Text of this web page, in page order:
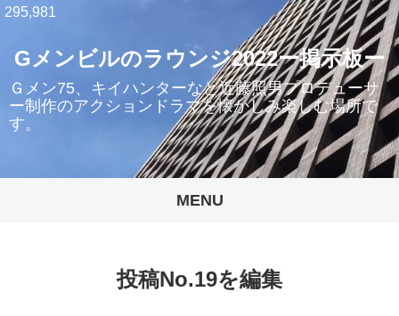
Gメンビルのラウンジ2022ー掲示板ー
Ｇメン75、キイハンターなど近藤照男プロデューサ
ー制作のアクションドラマを懐かしみ楽しむ場所で
す。
MENU
295,981
投稿No.19を編集